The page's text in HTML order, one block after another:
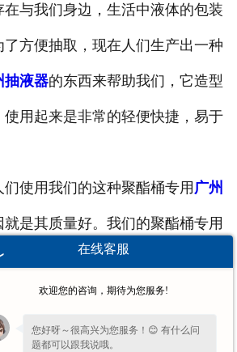
- 广州塑料桶外盖
- 广州化工桶盖
广州塑料桶
- 广州20L塑料桶
- 广州20L—25L塑料桶
我们身边，生活中液体的包装
方便抽取，现在人们生产出一种
抽液器的东西来帮助我们，它造型
用起来是非常的轻便快捷，易于
用我们的这种聚酯桶专用 广州
是其质量好。我们的聚酯桶专用
料制作而成，清洁干净，而且其
酯桶用抽液器能够为您的生活带了
在线客服
欢迎您的咨询，期待为您服务!
您好呀～很高兴为您服务！😊 有什么问
题都可以跟我说哦。